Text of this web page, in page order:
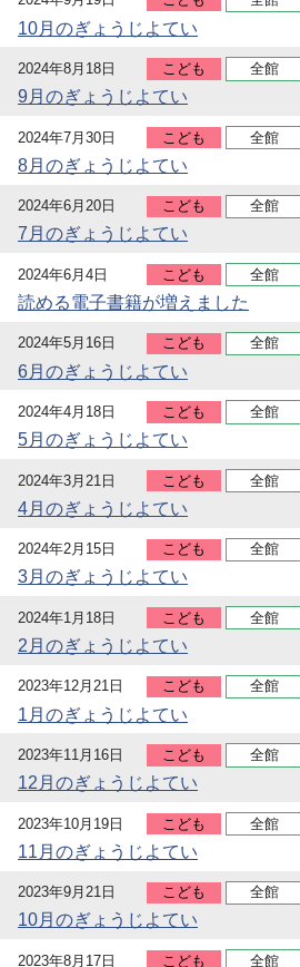
10月のぎょうじよてい
2024年8月18日 こども 全館
9月のぎょうじよてい
2024年7月30日 こども 全館
8月のぎょうじよてい
2024年6月20日 こども 全館
7月のぎょうじよてい
2024年6月4日 こども 全館
読める電子書籍が増えました
2024年5月16日 こども 全館
6月のぎょうじよてい
2024年4月18日 こども 全館
5月のぎょうじよてい
2024年3月21日 こども 全館
4月のぎょうじよてい
2024年2月15日 こども 全館
3月のぎょうじよてい
2024年1月18日 こども 全館
2月のぎょうじよてい
2023年12月21日 こども 全館
1月のぎょうじよてい
2023年11月16日 こども 全館
12月のぎょうじよてい
2023年10月19日 こども 全館
11月のぎょうじよてい
2023年9月21日 こども 全館
10月のぎょうじよてい
2023年8月17日 こども 全館